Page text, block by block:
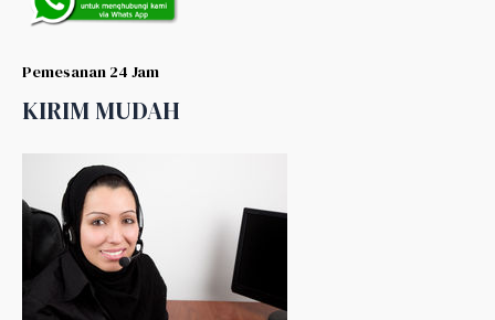
Pemesanan 24 Jam
KIRIM MUDAH